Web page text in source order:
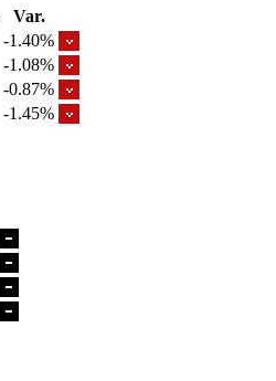
Var.
-1.40%
-1.08%
-0.87%
-1.45%